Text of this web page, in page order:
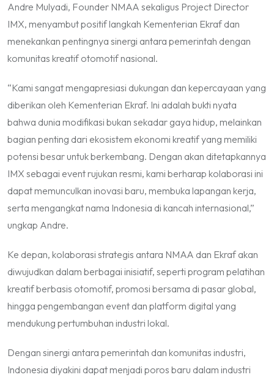
Andre Mulyadi, Founder NMAA sekaligus Project Director
IMX, menyambut positif langkah Kementerian Ekraf dan
menekankan pentingnya sinergi antara pemerintah dengan
komunitas kreatif otomotif nasional.
“Kami sangat mengapresiasi dukungan dan kepercayaan yang
diberikan oleh Kementerian Ekraf. Ini adalah bukti nyata
bahwa dunia modifikasi bukan sekadar gaya hidup, melainkan
bagian penting dari ekosistem ekonomi kreatif yang memiliki
potensi besar untuk berkembang. Dengan akan ditetapkannya
IMX sebagai event rujukan resmi, kami berharap kolaborasi ini
dapat memunculkan inovasi baru, membuka lapangan kerja,
serta mengangkat nama Indonesia di kancah internasional,”
ungkap Andre.
Ke depan, kolaborasi strategis antara NMAA dan Ekraf akan
diwujudkan dalam berbagai inisiatif, seperti program pelatihan
kreatif berbasis otomotif, promosi bersama di pasar global,
hingga pengembangan event dan platform digital yang
mendukung pertumbuhan industri lokal.
Dengan sinergi antara pemerintah dan komunitas industri,
Indonesia diyakini dapat menjadi poros baru dalam industri